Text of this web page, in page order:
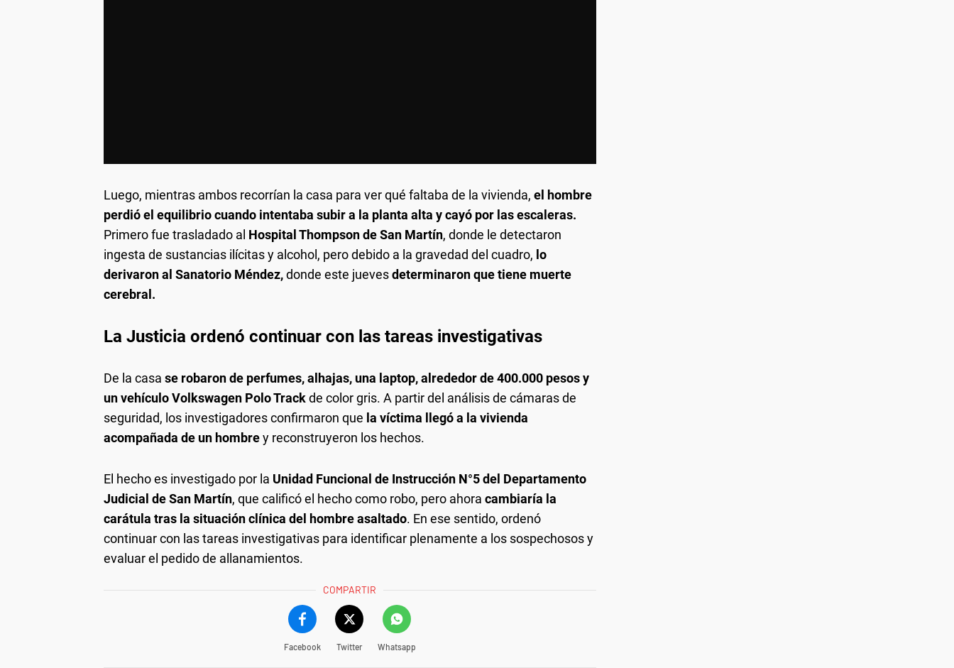
Luego, mientras ambos recorrían la casa para ver qué faltaba de la vivienda, el hombre
perdió el equilibrio cuando intentaba subir a la planta alta y cayó por las escaleras.
Primero fue trasladado al Hospital Thompson de San Martín, donde le detectaron
ingesta de sustancias ilícitas y alcohol, pero debido a la gravedad del cuadro, lo
derivaron al Sanatorio Méndez,donde este juevesdeterminaron que tiene muerte
cerebral.
La Justicia ordenó continuar con las tareas investigativas
De la casa se robaron de perfumes, alhajas, una laptop, alrededor de 400.000 pesos y
un vehículo Volkswagen Polo Trackde color gris. A partir del análisis de cámaras de
seguridad, los investigadores confirmaron que la víctima llegó a la vivienda
acompañada de un hombrey reconstruyeron los hechos.
El hecho es investigado por la Unidad Funcional de Instrucción N°5 del Departamento
Judicial de San Martín, que calificó el hecho como robo, pero ahora cambiaría la
carátula tras la situación clínica del hombre asaltado. En ese sentido, ordenó
continuar con las tareas investigativas para identificar plenamente a los sospechosos y
evaluar el pedido de allanamientos.
COMPARTIR
Facebook Twitter Whatsapp